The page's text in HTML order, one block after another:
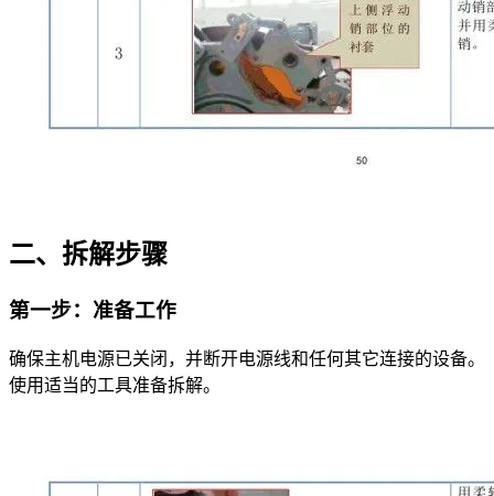
二、拆解步骤
第一步：准备工作
确保主机电源已关闭，并断开电源线和任何其它连接的设备。
使用适当的工具准备拆解。